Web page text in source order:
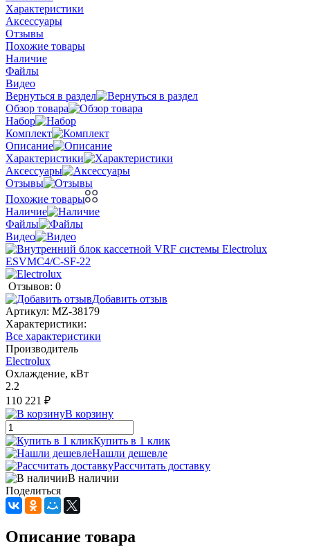
Характеристики
Аксессуары
Отзывы
Похожие товары
Наличие
Файлы
Видео
Вернуться в раздел
Обзор товара
Набор
Комплект
Описание
Характеристики
Аксессуары
Отзывы
Похожие товары
Наличие
Файлы
Видео
Отзывов: 0
Добавить отзыв
Артикул: MZ-38179
Характеристики:
Все характеристики
Производитель
Electrolux
Охлаждение, кВт
2.2
110 221 ₽
В корзину
Купить в 1 клик
Нашли дешевле
Рассчитать доставку
В наличии
Поделиться
Описание товара